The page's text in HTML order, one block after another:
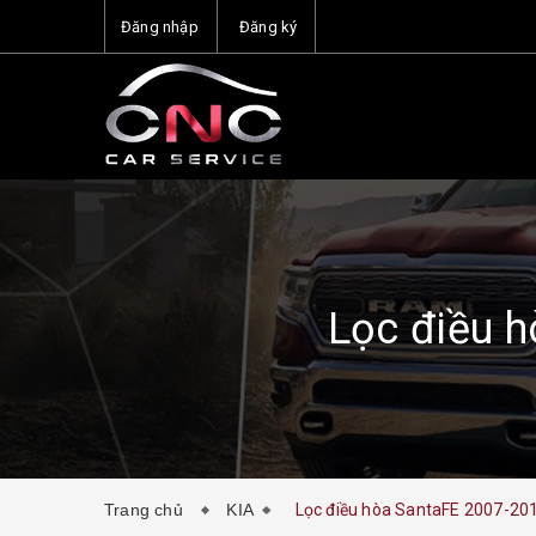
Đăng nhập Đăng ký
Lọc điều
Trang chủ KIA Lọc điều hòa SantaFE 2007-